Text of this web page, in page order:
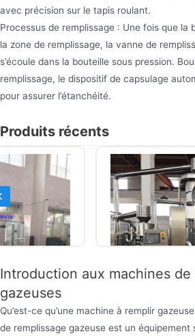
avec précision sur le tapis roulant.
Processus de remplissage : Une fois que la
la zone de remplissage, la vanne de
s’écoule dans la bouteille sous pression.
remplissage, le dispositif de capsulage
pour assurer l’étanchéité.
Produits récents
Previous
Introduction aux machines de
gazeuses
Qu’est-ce qu’une machine à remplir
de remplissage gazeuse est un